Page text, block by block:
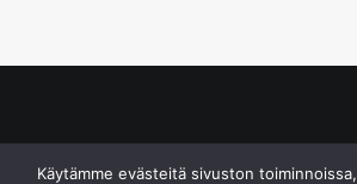
Käytämme evästeitä sivuston